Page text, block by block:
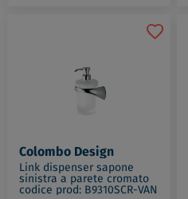
Colombo Design
Link dispenser sapone
sinistra a parete cromato
codice prod: B9310SCR-VAN